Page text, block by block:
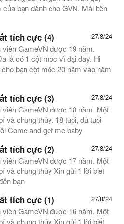
của bạn dành cho GVN. Mãi bên
27/8/24
tích cực (4)
viên GameVN được 19 năm.
là có 1 cột mốc vĩ đại đấy. Hi
bạn cột mốc 20 năm vào năm
27/8/24
tích cực (3)
viên GameVN được 18 năm. Một
và chung thủy. 18 tuổi, đủ tuổi
Come and get me baby
27/8/24
tích cực (2)
viên GameVN được 17 năm. Một
và chung thủy Xin gửi 1 lời biết
bạn
27/8/24
tích cực (1)
viên GameVN được 16 năm. Một
và chung thủy Xin gửi 1 lời biết